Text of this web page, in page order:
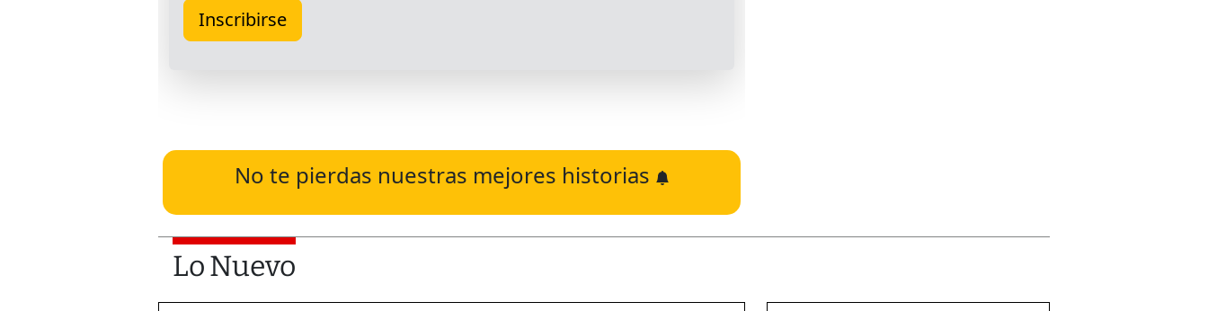
No te pierdas nuestras mejores historias
Lo Nuevo